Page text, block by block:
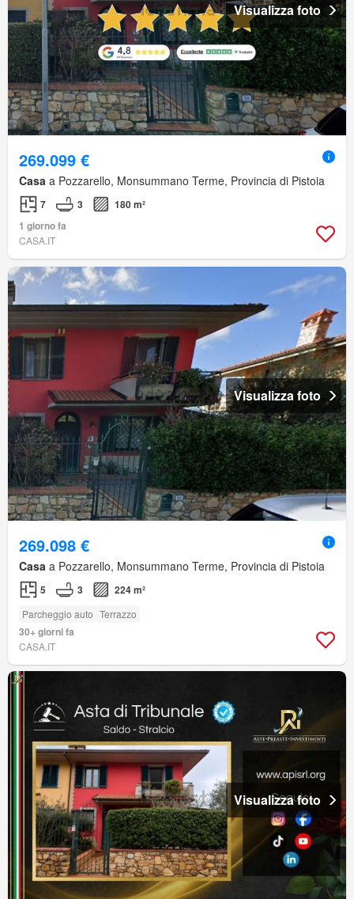
Visualizza foto
269.099 €
Casa a Pozzarello, Monsummano Terme, Provincia di Pistoia
7 3
180 m²
1 giorno fa
CASA.IT
Visualizza foto
269.098 €
Casa a Pozzarello, Monsummano Terme, Provincia di Pistoia
5 3 224 m²
Parcheggio auto Terrazzo
30+ giorni fa
CASA.IT
Visualizza foto